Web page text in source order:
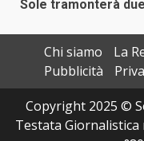
Sole tramonterà
Chi siamo
La
Pubblicità
Copyright 2025 ©
Testata